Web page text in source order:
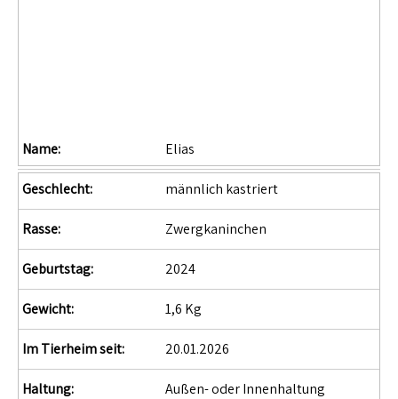
Name: Elias
Geschlecht: männlich kastriert
Rasse: Zwergkaninchen
Geburtstag: 2024
Gewicht: 1,6 Kg
Im Tierheim seit: 20.01.2026
Haltung: Außen- oder Innenhaltung